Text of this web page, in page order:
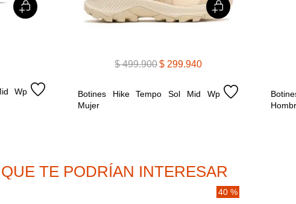
Wp
$ 499.900$ 299.940
Botines Hike Tempo Sol Mid Wp
Mujer
TE PODRÍAN INTERESAR
40 %